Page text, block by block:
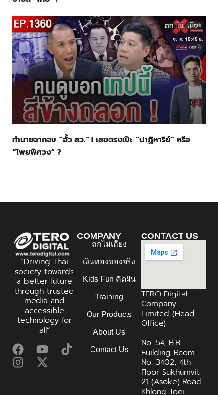
ทำนายฉากจบ “ฮั้ว สว.” ! เลขตรงเป๊ะ “ปาฏิหาริย์” หรือ
“โพยพิศวง” ?
“Driving Thai
society towards
a better future
through trusted
media and
accessible
technology for
all”
COMPANY
ถกไม่เถียง
เงินทองของจริง
Kids Fun คิดฝัน
Training
Our Products
About Us
Contact Us
CONTACT US
TERO Digital
Company
Limited (Head
Office)
No. 54, B.B.
Building Room
No. 3402, 4th
Floor Sukhumvit
21 (Asoke) Road
Khlong Toei